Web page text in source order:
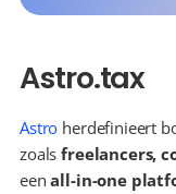
Astro.tax
Astro herdefinieert
zoals freelancers,
een all-in-one